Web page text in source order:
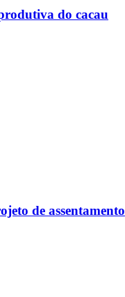
do cacau
de assentamento